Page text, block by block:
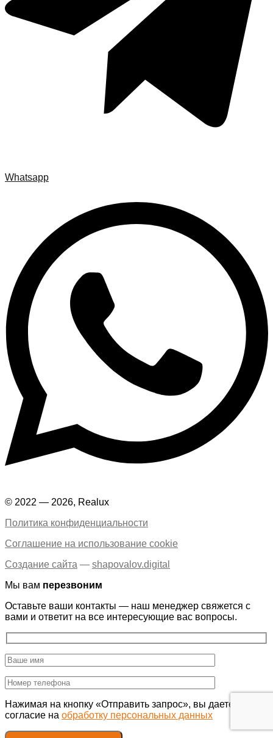
Whatsapp
© 2022 — 2026, Realux
Политика конфиденциальности
Соглашение на использование cookie
Создание сайта — shapovalov.digital
Мы вам перезвоним
Оставьте ваши контакты — наш менеджер свяжется с
вами и ответит на все интересующие вас вопросы.
Нажимая на кнопку «Отправить запрос», вы даете свое
согласие на обработку персональных данных